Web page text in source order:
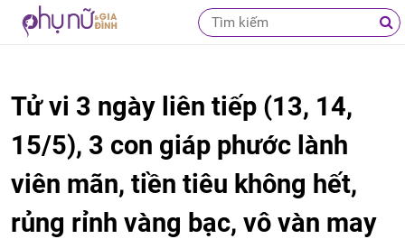
Tử vi 3 ngày liên tiếp (13, 14,
15/5), 3 con giáp phước lành
viên mãn, tiền tiêu không hết,
rủng rỉnh vàng bạc, vô vàn may